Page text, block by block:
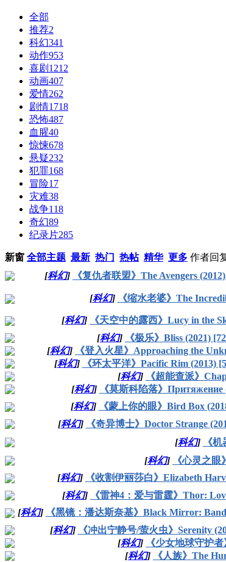
全部
推荐2
科幻341
动作953
喜剧 1212
动画407
爱情262
剧情1718
恐怖487
血腥40
惊悚678
悬疑232
犯罪168
冒险17
灾难38
战争118
奇幻89
纪录片285
新窗 全部主题 最新 热门 热帖 精华 更多 作者回
[科幻] 《复仇者联盟》The Avengers
[科幻] 《缩水老婆》The
[科幻] 《天空中的露西》Lucy in the
[科幻] 《极乐》Bliss (2021)
[科幻] 《登入火星》Approaching the
[科幻] 《环太平洋》Pacific Rim (2013)
[科幻] 《超能查派》
[科幻] 《莫斯科陷落》
[科幻] 《蒙上你的眼》Bird Box
[科幻] 《奇异博士》Doctor Strange
[科幻] 《
[科幻] 《心灵之眼
[科幻] 《收割伊丽莎白》Elizabeth
[科幻] 《雷神4：爱与雷霆》Thor:
[科幻] 《黑镜：潘达斯奈基》Black Mirror:
[科幻] 《冲出宁静号/萤火虫》Serenity
[科幻] 《少女地球守护
[科幻] 《人族》The